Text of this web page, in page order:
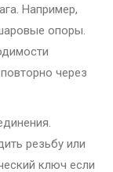
Например,
опоры.
через
резьбу или
ключ если